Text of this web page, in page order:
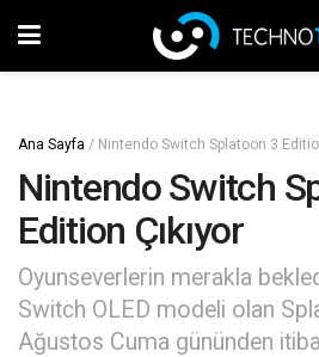
Ana Sayfa / Nintendo Switch Splatoon 3
Nintendo Switch
Edition Çıkıyor
Oyunseverlerin merakla
Switch OLED modeli olan
Ağustos Cuma gününden